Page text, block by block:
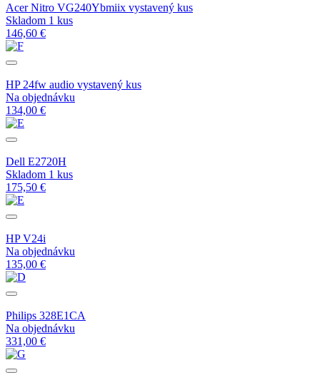
Acer Nitro VG240Ybmiix vystavený kus
Skladom 1 kus
146,60 €
HP 24fw audio vystavený kus
Na objednávku
134,00 €
Dell E2720H
Skladom 1 kus
175,50 €
HP V24i
Na objednávku
135,00 €
Philips 328E1CA
Na objednávku
331,00 €